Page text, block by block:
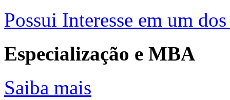
Possui Interesse em um
Especialização e MBA
Saiba mais